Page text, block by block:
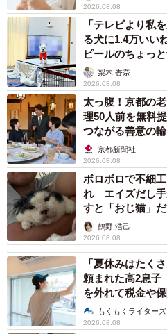
2026.08.08
「テレビより私
る犬に1.4万いい
ピールのちょっ
梨木 香奈
2026.08.08
太っ腹！京都の
理50人前を無料
つながる善意の輪
京都新聞社
2026.08.08
ボロボロで不細
れ エイズだし手
すと「おじ猫」
鶴野 浩己
2026.08.08
「夏休みはたく
頼まれた高2息
を外れて税金や
説】もくもくライターズ
2026.08.08